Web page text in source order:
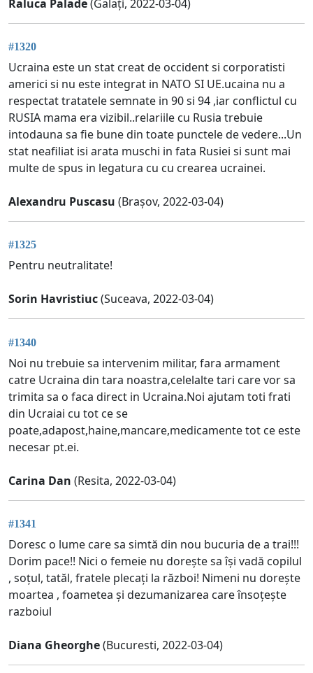
Raluca Palade(Galați, 2022-03-04)
#1320
Ucraina este un stat creat de occident si corporatisti
americi si nu este integrat in NATO SI UE.ucaina nu a
respectat tratatele semnate in 90 si 94 ,iar conflictul cu
RUSIA mama era vizibil..relariile cu Rusia trebuie
intodauna sa fie bune din toate punctele de vedere...Un
stat neafiliat isi arata muschi in fata Rusiei si sunt mai
multe de spus in legatura cu cu crearea ucrainei.
Alexandru Puscasu (Brașov, 2022-03-04)
#1325
Pentru neutralitate!
Sorin Havristiuc(Suceava, 2022-03-04)
#1340
Noi nu trebuie sa intervenim militar, fara armament
catre Ucraina din tara noastra,celelalte tari care vor sa
trimita sa o faca direct in Ucraina.Noi ajutam toti frati
din Ucraiai cu tot ce se
poate,adapost,haine,mancare,medicamente tot ce este
necesar pt.ei.
Carina Dan (Resita, 2022-03-04)
#1341
Doresc o lume care sa simtă din nou bucuria de a trai!!!
Dorim pace!! Nici o femeie nu dorește sa își vadă copilul
, soțul, tatăl, fratele plecați la război! Nimeni nu dorește
moartea , foametea și dezumanizarea care însoțește
razboiul
Diana Gheorghe(Bucuresti, 2022-03-04)